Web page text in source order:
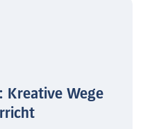
Kreative Wege